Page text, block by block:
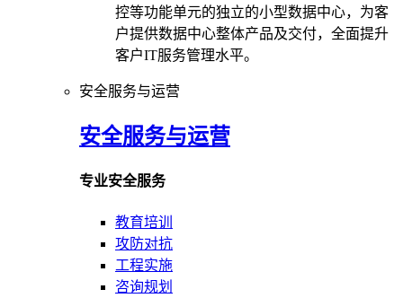
控等功能单元的独立的小型数据中心，为客
户提供数据中心整体产品及交付，全面提升
客户IT服务管理水平。
安全服务与运营
安全服务与运营
专业安全服务
教育培训
攻防对抗
工程实施
咨询规划